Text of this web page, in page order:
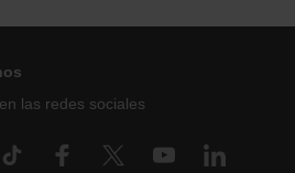
las redes sociales